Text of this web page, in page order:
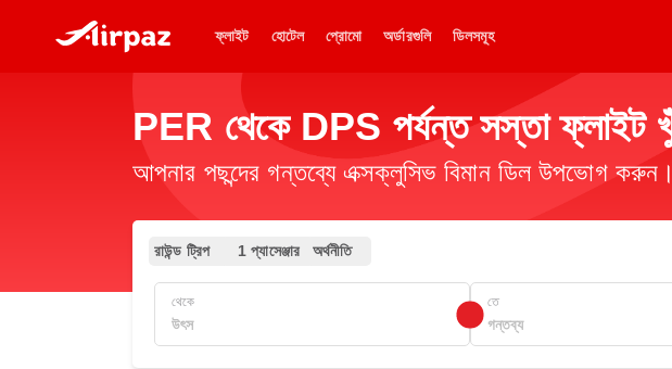
ফ্লাইট হোটেল প্রোমো অর্ডারগুলি ডিলসমূহ
PER থেকে DPS পর্যন্ত সস্তা ফ্লাইট
আপনার পছন্দের গন্তব্যে এক্সক্লুসিভ বিমান ডিল উপভোগ
রাউন্ড ট্রিপ 1 প্যাসেঞ্জার অর্থনীতি
থেকে তে